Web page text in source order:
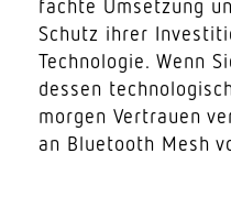
fachte Umsetzung
Schutz ihrer
Tech­no­logie. Wenn
dessen
morgen Vertrauen
an Blue­tooth Mesh